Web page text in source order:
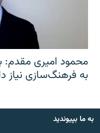
محمود امیری مقدم:
به فرهنگ‌سازی نیاز
به ما بپیوندید